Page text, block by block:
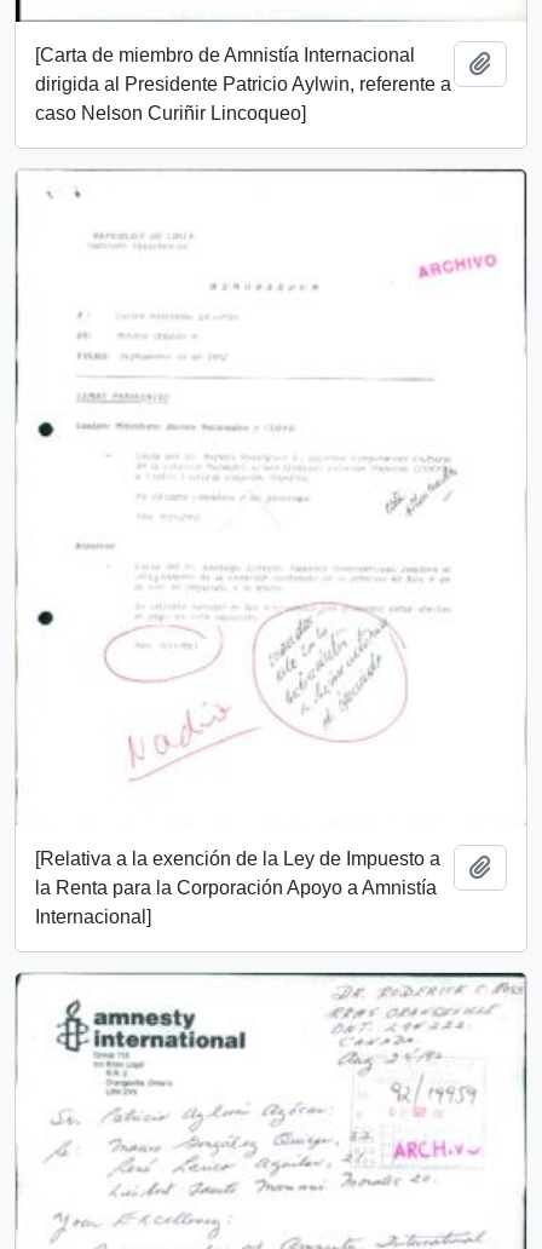
[Carta de miembro de Amnistía Internacional
dirigida al Presidente Patricio Aylwin, referente a
caso Nelson Curiñir Lincoqueo]
[Relativa a la exención de la Ley de Impuesto a
la Renta para la Corporación Apoyo a Amnistía
Internacional]